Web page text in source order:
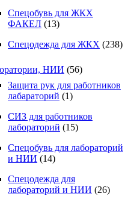
Спецобувь для ЖКХ
ФАКЕЛ (13)
Спецодежда для ЖКХ (238)
НИИ (56)
Защита рук для работников
лабараторий (1)
СИЗ для работников
лабораторий (15)
Спецобувь для лабораторий
и НИИ (14)
Спецодежда для
лабораторий и НИИ (26)